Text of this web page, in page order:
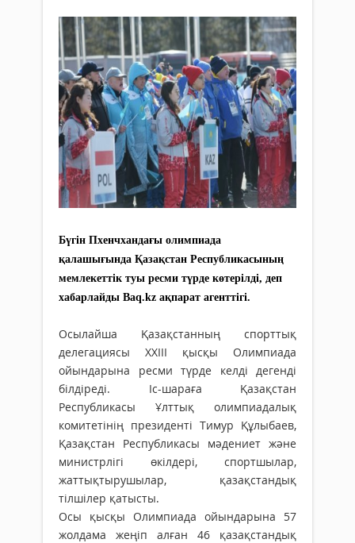
Бүгін Пхенчхандағы олимпиада
қалашығында Қазақстан Республикасының
мемлекеттік туы ресми түрде көтерілді, деп
хабарлайды Baq.kz ақпарат агенттігі.
Осылайша Қазақстанның спорттық
делегациясы XXIII қысқы Олимпиада
ойындарына ресми түрде келді дегенді
білдіреді. Іс-шараға Қазақстан
Республикасы Ұлттық олимпиадалық
комитетінің президенті Тимур Құлыбаев,
Қазақстан Республикасы мәдениет және
министрлігі өкілдері, спортшылар,
жаттықтырушылар, қазақстандық
тілшілер қатысты.
Осы қысқы Олимпиада ойындарына 57
жолдама жеңіп алған 46 қазақстандық